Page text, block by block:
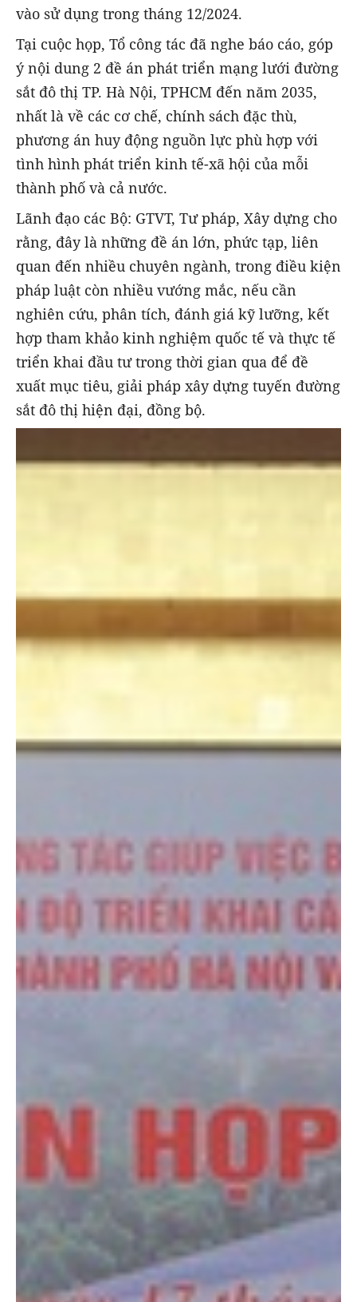
vào sử dụng trong tháng 12/2024.
Tại cuộc họp, Tổ công tác đã nghe báo cáo, góp
ý nội dung 2 đề án phát triển mạng lưới đường
sắt đô thị TP. Hà Nội, TPHCM đến năm 2035,
nhất là về các cơ chế, chính sách đặc thù,
phương án huy động nguồn lực phù hợp với
tình hình phát triển kinh tế-xã hội của mỗi
thành phố và cả nước.
Lãnh đạo các Bộ: GTVT, Tư pháp, Xây dựng cho
rằng, đây là những đề án lớn, phức tạp, liên
quan đến nhiều chuyên ngành, trong điều kiện
pháp luật còn nhiều vướng mắc, nếu cần
nghiên cứu, phân tích, đánh giá kỹ lưỡng, kết
hợp tham khảo kinh nghiệm quốc tế và thực tế
triển khai đầu tư trong thời gian qua để đề
xuất mục tiêu, giải pháp xây dựng tuyến đường
sắt đô thị hiện đại, đồng bộ.